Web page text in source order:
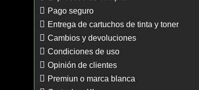
Pago seguro
Entrega de cartuchos de tinta y toner
Cambios y devoluciones
Condiciones de uso
Opinión de clientes
Premiun o marca blanca